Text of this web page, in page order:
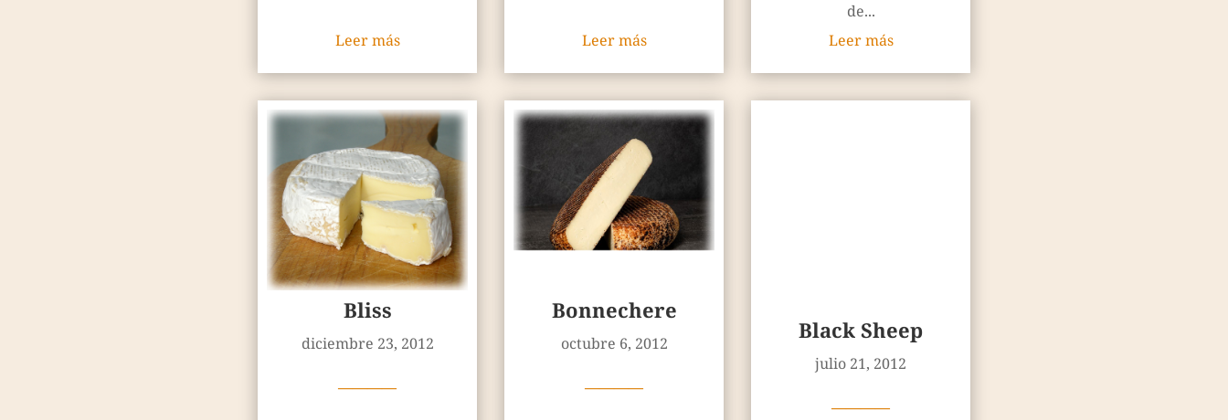
Leer más Leer más
de...
Leer más
Bliss
diciembre 23, 2012
————
Bonnechere
octubre 6, 2012
————
Black Sheep
julio 21, 2012
————